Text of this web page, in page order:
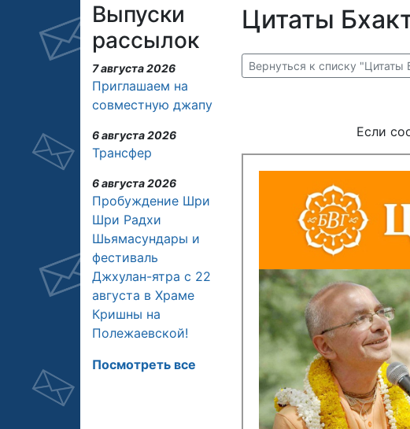
Выпуски
рассылок
7 августа 2026
Приглашаем на
совместную джапу
6 августа 2026
Трансфер
6 августа 2026
Пробуждение Шри
Шри Радхи
Шьямасундары и
фестиваль
Джхулан-ятра с 22
августа в Храме
Кришны на
Полежаевской!
Посмотреть все
Цитаты
Вернуться к списку
Если